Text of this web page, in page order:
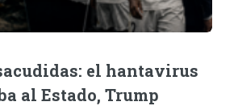
el hantavirus
al Estado, Trump